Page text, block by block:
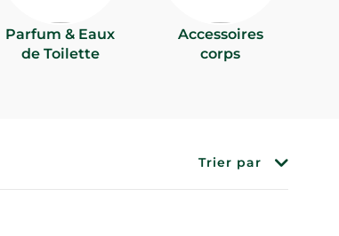
Parfum & Eaux
de Toilette
Accessoires
corps
Trier par